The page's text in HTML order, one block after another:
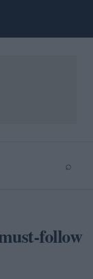
⌕
follow